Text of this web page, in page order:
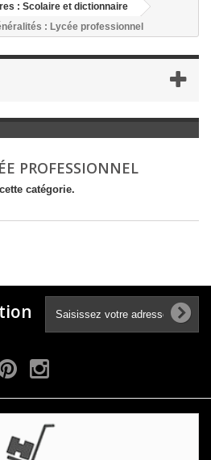
+
+
: Scolaire et dictionnaire
: Lycée professionnel
PROFESSIONNEL
catégorie.